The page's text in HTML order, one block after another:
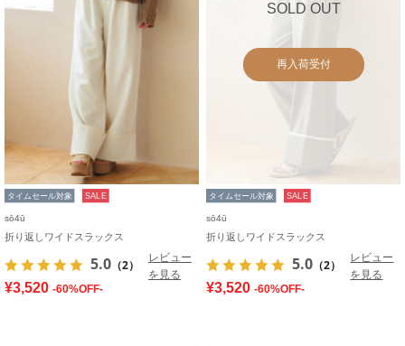
タイムセール対象 SALE
sō4ū
折り返しワイドスラックス
5.0 （2）
レビュー
を見る
¥3,520 -60%OFF-
SOLD OUT
再入荷受付
タイムセール対象 SALE
sō4ū
折り返しワイドスラックス
5.0 （2）
レビュー
を見る
¥3,520 -60%OFF-